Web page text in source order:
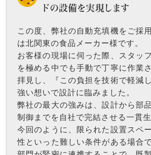
ドの設備を実現します
この度、弊社の自動充填機をご採
は北関東の食品メーカー様です。
お客様の現場に伺った際、スタッ
を極める中でも手動で丁寧に作業
拝見し、『この負担を技術で軽減
強い想いで設計に臨みました。
弊社の最大の強みは、設計から部
制御までを自社で完結させる一貫生
今回のように、限られた設置スペ
性といった難しい条件がある場合